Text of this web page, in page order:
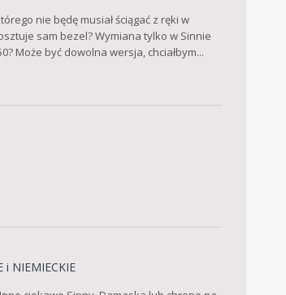
nie będę musiał ściągać z ręki w
sam bezel? Wymiana tylko w Sinnie
Może być dowolna wersja, chciałbym...
i NIEMIECKIE